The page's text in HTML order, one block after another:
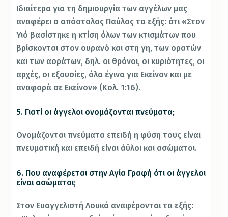
Ιδιαίτερα για τη δημιουργία των αγγέλων μας
αναφέρει ο απόστολος Παύλος τα εξής: ότι «Στον
Υιό βασίστηκε η κτίση όλων των κτισμάτων που
βρίσκονται στον ουρανό και στη γη, των ορατών
και των αοράτων, δηλ. οι θρόνοι, οι κυριότητες, οι
αρχές, οι εξουσίες, όλα έγινα για Εκείνον και με
αναφορά σε Εκείνον» (Κολ. 1:16).
5. Γιατί οι άγγελοι ονομάζονται πνεύματα;
Ονομάζονται πνεύματα επειδή η φύση τους είναι
πνευματική και επειδή είναι άϋλοι και ασώματοι.
6. Που αναφέρεται στην Αγία Γραφή ότι οι άγγελοι
είναι ασώματοι;
Στον Ευαγγελιστή Λουκά αναφέρονται τα εξής: